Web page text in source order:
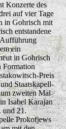
Konzerte des
auf vier Tage
in Gohrisch mit
entstandene
ein
in Gohrisch
Formation
Preis
Staatskapell-
zweiten Mal
Isabel Karajan
und 21.
Prokofjews